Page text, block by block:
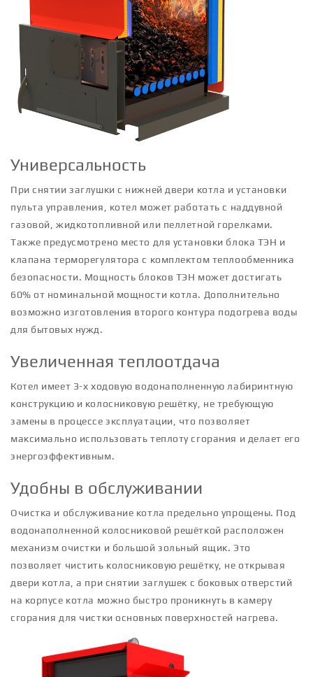
Универсальность
При снятии заглушки с нижней двери котла и установки
пульта управления, котел может работать с наддувной
газовой, жидкотопливной или пеллетной горелками.
Также предусмотрено место для установки блока ТЭН и
клапана терморегулятора с комплектом теплообменника
безопасности. Мощность блоков ТЭН может достигать
60% от номинальной мощности котла. Дополнительно
возможно изготовления второго контура подогрева воды
для бытовых нужд.
Увеличенная теплоотдача
Котел имеет 3-х ходовую водонаполненную лабиринтную
конструкцию и колосниковую решётку, не требующую
замены в процессе эксплуатации, что позволяет
максимально использовать теплоту сгорания и делает его
энергоэффективным.
Удобны в обслуживании
Очистка и обслуживание котла предельно упрощены. Под
водонаполненной колосниковой решёткой расположен
механизм очистки и большой зольный ящик. Это
позволяет чистить колосниковую решётку, не открывая
двери котла, а при снятии заглушек с боковых отверстий
на корпусе котла можно быстро проникнуть в камеру
сгорания для чистки основных поверхностей нагрева.